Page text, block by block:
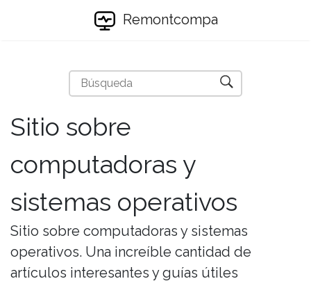
Remontcompa
Sitio sobre
computadoras y
sistemas operativos
Sitio sobre computadoras y sistemas
operativos. Una increíble cantidad de
artículos interesantes y guías útiles